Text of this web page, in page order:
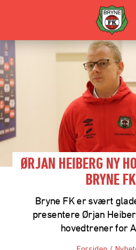
ØRJAN HEIBERG NY
BRYNE FK
Bryne FK er svært
presentere Ørjan
hovedtrener for